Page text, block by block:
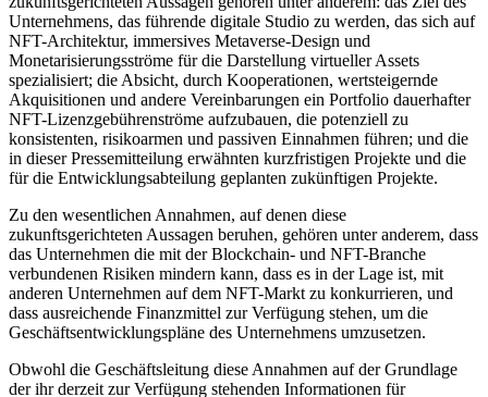
Unternehmens, das führende digitale Studio zu werden, das sich auf
NFT-Architektur, immersives Metaverse-Design und
Monetarisierungsströme für die Darstellung virtueller Assets
spezialisiert; die Absicht, durch Kooperationen, wertsteigernde
Akquisitionen und andere Vereinbarungen ein Portfolio dauerhafter
NFT-Lizenzgebührenströme aufzubauen, die potenziell zu
konsistenten, risikoarmen und passiven Einnahmen führen; und die
in dieser Pressemitteilung erwähnten kurzfristigen Projekte und die
für die Entwicklungsabteilung geplanten zukünftigen Projekte.
Zu den wesentlichen Annahmen, auf denen diese
zukunftsgerichteten Aussagen beruhen, gehören unter anderem, dass
das Unternehmen die mit der Blockchain- und NFT-Branche
verbundenen Risiken mindern kann, dass es in der Lage ist, mit
anderen Unternehmen auf dem NFT-Markt zu konkurrieren, und
dass ausreichende Finanzmittel zur Verfügung stehen, um die
Geschäftsentwicklungspläne des Unternehmens umzusetzen.
Obwohl die Geschäftsleitung diese Annahmen auf der Grundlage
der ihr derzeit zur Verfügung stehenden Informationen für